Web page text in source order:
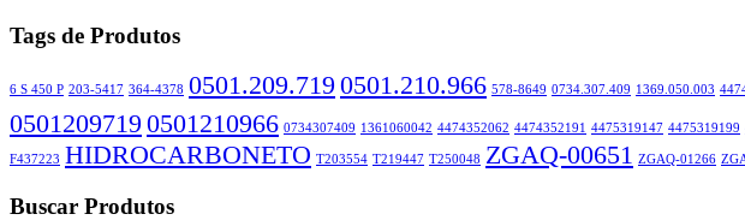
Tags de Produtos
6 S 450 P 203-5417 364-4378 0501.209.719 0501.210.966 578-8649 0734.307.409 1369.050.003
0501209719 0501210966 0734307409 1361060042 4474352062 4474352191 4475319147 4475319199
F437223 HIDROCARBONETO T203554 T219447 T250048 ZGAQ-00651 ZGAQ-01266
Buscar Produtos